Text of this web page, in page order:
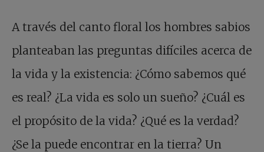
A través del canto floral los hombres sabios
planteaban las preguntas difíciles acerca de
la vida y la existencia: ¿Cómo sabemos qué
es real? ¿La vida es solo un sueño? ¿Cuál es
el propósito de la vida? ¿Qué es la verdad?
¿Se la puede encontrar en la tierra? Un